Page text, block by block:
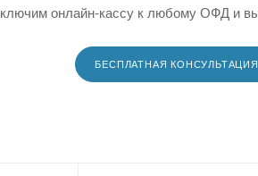
онлайн-кассу к любому ОФД и
БЕСПЛАТНАЯ